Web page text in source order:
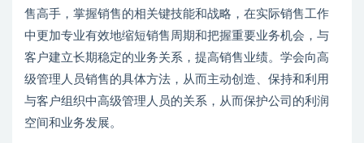
售高手，掌握销售的相关键技能和战略，在实际销售工作
中更加专业有效地缩短销售周期和把握重要业务机会，与
客户建立长期稳定的业务关系，提高销售业绩。学会向高
级管理人员销售的具体方法，从而主动创造、保持和利用
与客户组织中高级管理人员的关系，从而保护公司的利润
空间和业务发展。